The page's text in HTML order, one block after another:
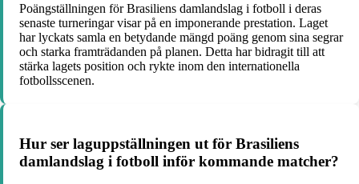
Poängställningen för Brasiliens damlandslag i fotboll i deras
senaste turneringar visar på en imponerande prestation. Laget
har lyckats samla en betydande mängd poäng genom sina segrar
och starka framträdanden på planen. Detta har bidragit till att
stärka lagets position och rykte inom den internationella
fotbollsscenen.
Hur ser laguppställningen ut för Brasiliens
damlandslag i fotboll inför kommande matcher?